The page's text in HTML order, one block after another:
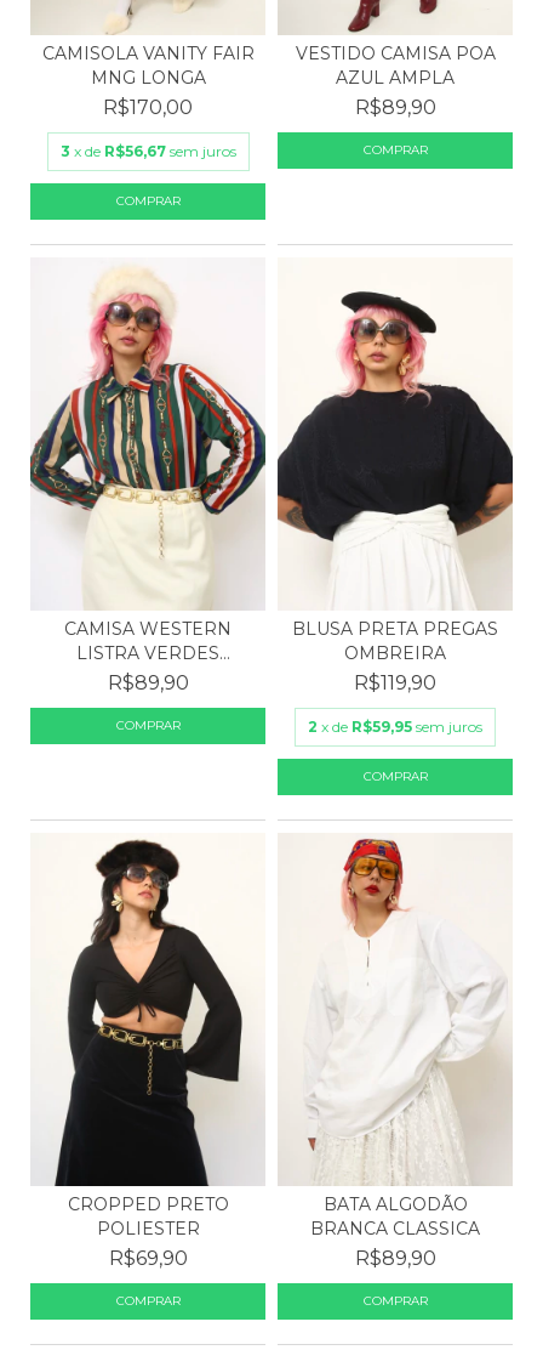
CAMISOLA VANITY FAIR
MNG LONGA
R$170,00
3 x de R$56,67 sem juros
VESTIDO CAMISA POA
AZUL AMPLA
R$89,90
CAMISA WESTERN
LISTRA VERDES
CORRENTES
R$89,90
BLUSA PRETA PREGAS
OMBREIRA
R$119,90
2 x de R$59,95 sem juros
CROPPED PRETO
POLIESTER
R$69,90
BATA ALGODÃO
BRANCA CLASSICA
R$89,90